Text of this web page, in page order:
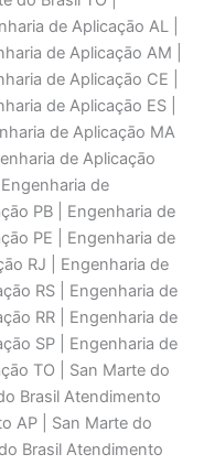
de Aplicaçāo AL |
de Aplicaçāo AM |
de Aplicaçāo CE |
de Aplicaçāo ES |
de Aplicaçāo MA
de Aplicaçāo
de
PB | Engenharia de
PE | Engenharia de
RJ | Engenharia de
RS | Engenharia de
RR | Engenharia de
SP | Engenharia de
TO | San Marte do
Brasil Atendimento
AP | San Marte do
Brasil Atendimento